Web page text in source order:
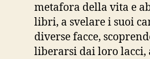
metafora della vita e
libri, a svelare i suoi
diverse facce,
liberarsi dai loro